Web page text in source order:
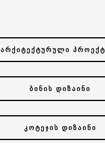
ᲐᲠᲥᲘᲢᲔᲥᲢᲣᲠᲣᲚᲘ
ᲑᲘᲜᲘᲡ ᲓᲘᲖᲐᲘᲜᲘ
ᲙᲝᲢᲔᲯᲘᲡ ᲓᲘᲖᲐᲘᲜᲘ